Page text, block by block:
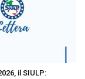
il SIULP: